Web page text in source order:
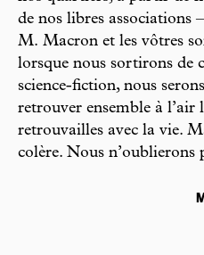
de nos libres associations
M. Macron et les vôtres
lorsque nous sortirons de
science-fiction, nous
retrouver ensemble à l’air
retrouvailles avec la vie.
colère. Nous n’oublierons